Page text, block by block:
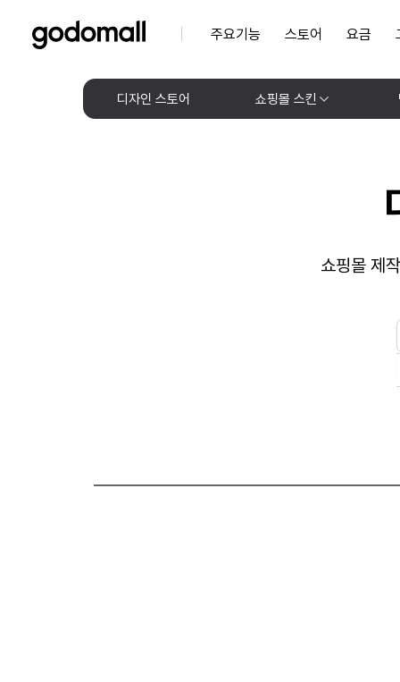
주요기능 스토어 요금
디자인 스토어 쇼핑몰 스킨
쇼핑몰 제